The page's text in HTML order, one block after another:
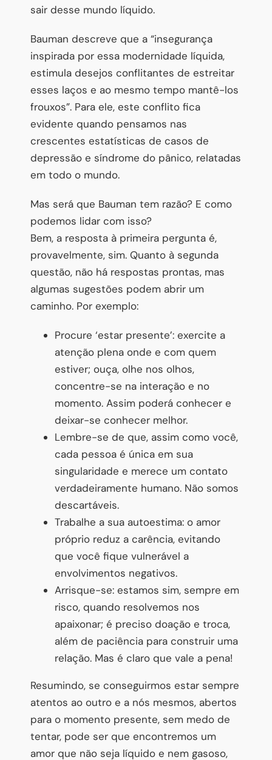
sair desse mundo líquido.
Bauman descreve que a “insegurança
inspirada por essa modernidade líquida,
estimula desejos conflitantes de estreitar
esses laços e ao mesmo tempo mantê-los
frouxos”. Para ele, este conflito fica
evidente quando pensamos nas
crescentes estatísticas de casos de
depressão e síndrome do pânico, relatadas
em todo o mundo.
Mas será que Bauman tem razão? E como
podemos lidar com isso?
Bem, a resposta à primeira pergunta é,
provavelmente, sim. Quanto à segunda
questão, não há respostas prontas, mas
algumas sugestões podem abrir um
caminho. Por exemplo:
Procure ‘estar presente’: exercite a
atenção plena onde e com quem
estiver; ouça, olhe nos olhos,
concentre-se na interação e no
momento. Assim poderá conhecer e
deixar-se conhecer melhor.
Lembre-se de que, assim como você,
cada pessoa é única em sua
singularidade e merece um contato
verdadeiramente humano. Não somos
descartáveis.
Trabalhe a sua autoestima: o amor
próprio reduz a carência, evitando
que você fique vulnerável a
envolvimentos negativos.
Arrisque-se: estamos sim, sempre em
risco, quando resolvemos nos
apaixonar; é preciso doação e troca,
além de paciência para construir uma
relação. Mas é claro que vale a pena!
Resumindo, se conseguirmos estar sempre
atentos ao outro e a nós mesmos, abertos
para o momento presente, sem medo de
tentar, pode ser que encontremos um
amor que não seja líquido e nem gasoso,